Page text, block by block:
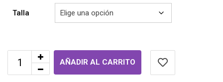
Talla
AÑADIR AL CARRITO